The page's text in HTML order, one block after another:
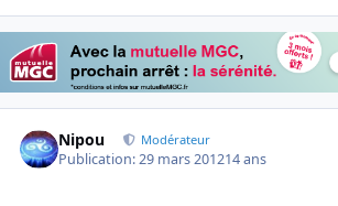
Nipou Modérateur
Publication:29 mars 201214 ans